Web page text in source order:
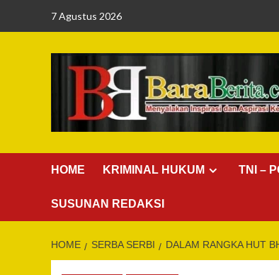
7 Agustus 2026
HOME KRIMINAL HUKUM TNI –
SUSUNAN REDAKSI
HOME SERBA SERBI DALAM RANGKA HUT